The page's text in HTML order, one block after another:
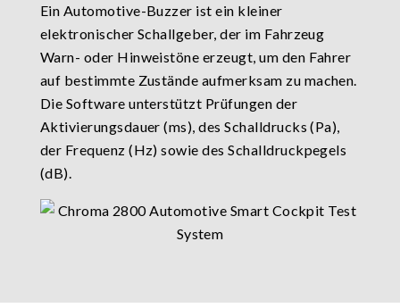
Ein Automotive-Buzzer ist ein kleiner
elektronischer Schallgeber, der im Fahrzeug
Warn- oder Hinweistöne erzeugt, um den Fahrer
auf bestimmte Zustände aufmerksam zu machen.
Die Software unterstützt Prüfungen der
Aktivierungsdauer (ms), des Schalldrucks (Pa),
der Frequenz (Hz) sowie des Schalldruckpegels
(dB).